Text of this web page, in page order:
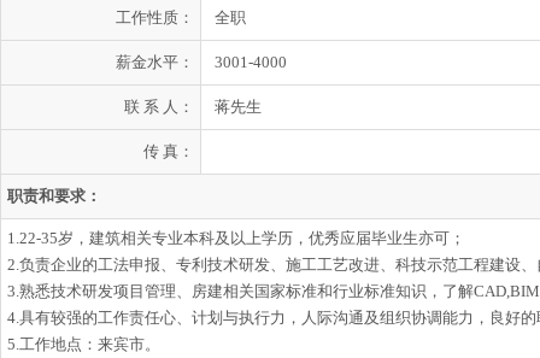
工作性质： 全职
薪金水平： 3001-4000
联 系 人： 蒋先生
传 真：
职责和要求：
1.22-35岁，建筑相关专业本科及以上学历，优秀应届毕业生亦可；
2.负责企业的工法申报、专利技术研发、施工工艺改进、科技示范工程建设
3.熟悉技术研发项目管理、房建相关国家标准和行业标准知识，了解
4.具有较强的工作责任心、计划与执行力，人际沟通及组织协调能力，良好
5.工作地点：来宾市。